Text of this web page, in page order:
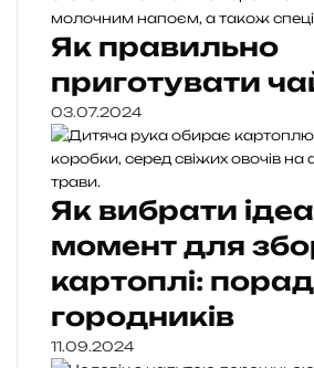
Як правильно
приготувати
03.07.2024
Як вибрати
момент для
картоплі:
городників
11.09.2024